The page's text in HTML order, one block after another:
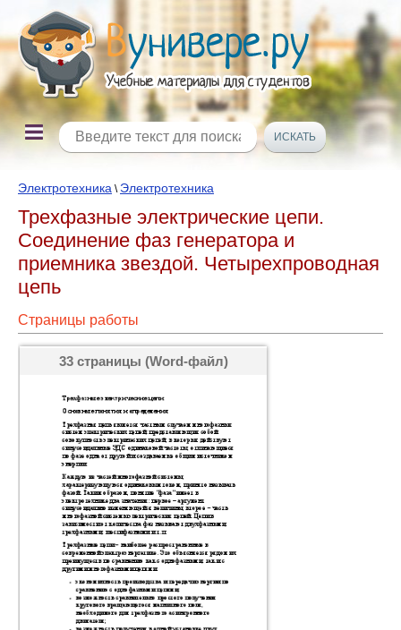
Электротехника \ Электротехника
Трехфазные электрические цепи.
Соединение фаз генератора и
приемника звездой. Четырехпроводная
цепь
Страницы работы
33 страницы (Word-файл)